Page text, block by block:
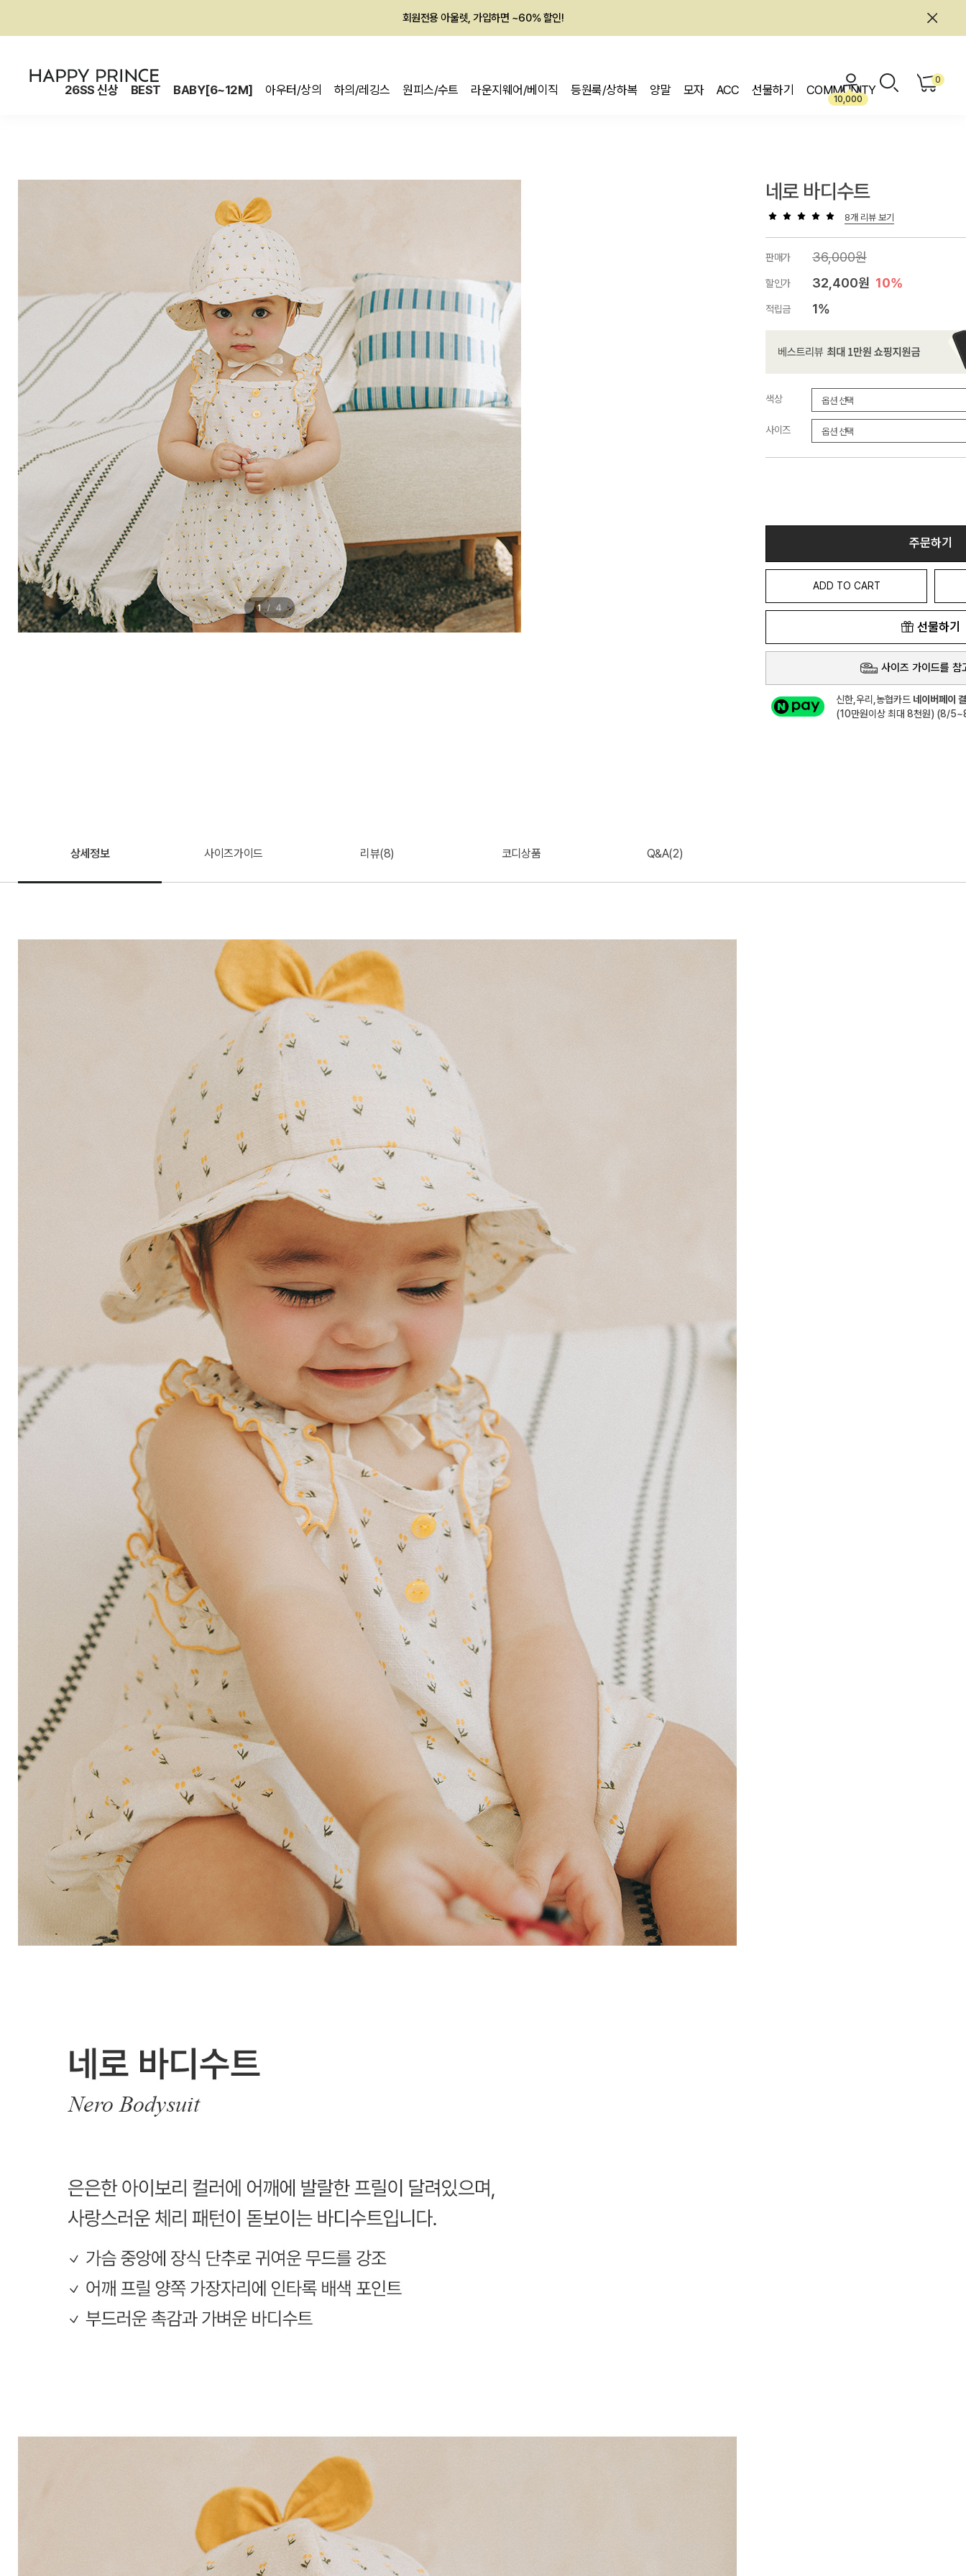
회원전용 아울렛, 가입하면 ~60% 할인!
26SS 신상 BEST BABY[6~12M] 아우터/상의 하의/레깅스 원피스/수트 라운지웨어/베이직 등원룩/상하복 양말 모자 ACC 선물하기 COMMUNITY
10,000
0
1 / 4
네로 바디수트
8개 리뷰 보기
판매가 36,000원
할인가 32,400원 10%
적립금 1%
색상
사이즈
주문하기
ADD TO CART
선물하기
사이즈 가이드를 참
신한,우리,농협카드 네이버페이
(10만원이상 최대 8천원) (8/
상세정보 사이즈가이드 리뷰(8) 코디상품 Q&A(2)